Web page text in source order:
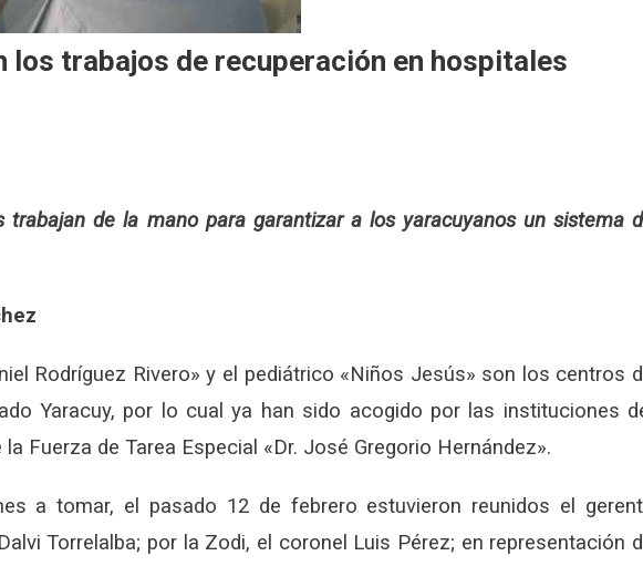
los trabajos de recuperación en hospitales
de la mano para garantizar a los yaracuyanos un sistema
Rodríguez Rivero» y el pediátrico «Niños Jesús» son los centros
Yaracuy, por lo cual ya han sido acogido por las instituciones
Fuerza de Tarea Especial «Dr. José Gregorio Hernández».
a tomar, el pasado 12 de febrero estuvieron reunidos el
Torrelalba; por la Zodi, el coronel Luis Pérez; en representación